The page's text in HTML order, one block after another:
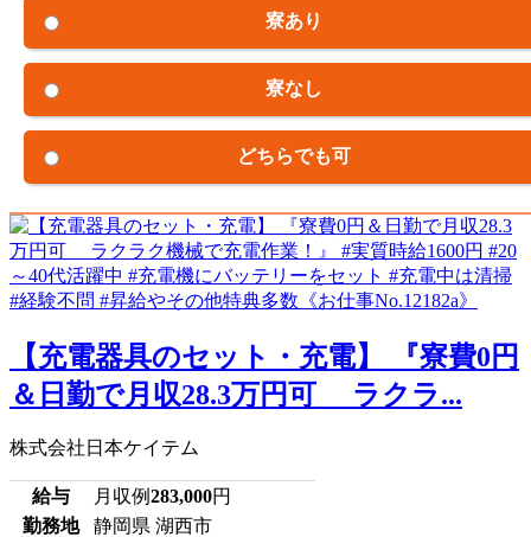
寮あり
寮なし
どちらでも可
【充電器具のセット・充電】 『寮費0円
＆日勤で月収28.3万円可 ラクラ...
株式会社日本ケイテム
給与 月収例283,000円
勤務地
静岡県 湖西市